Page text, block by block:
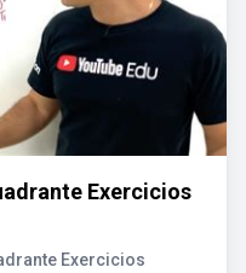
Exercicios
Exercicios